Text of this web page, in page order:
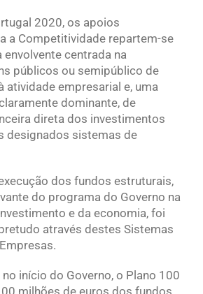
2020, os apoios
a Competitividade repartem-se
centrada na
públicos ou semipúblico de
atividade empresarial e, uma
dominante, de
direta dos investimentos
designados sistemas de
dos fundos estruturais,
do programa do Governo na
e da economia, foi
através destes Sistemas
início do Governo, o Plano 100
milhões de euros dos fundos